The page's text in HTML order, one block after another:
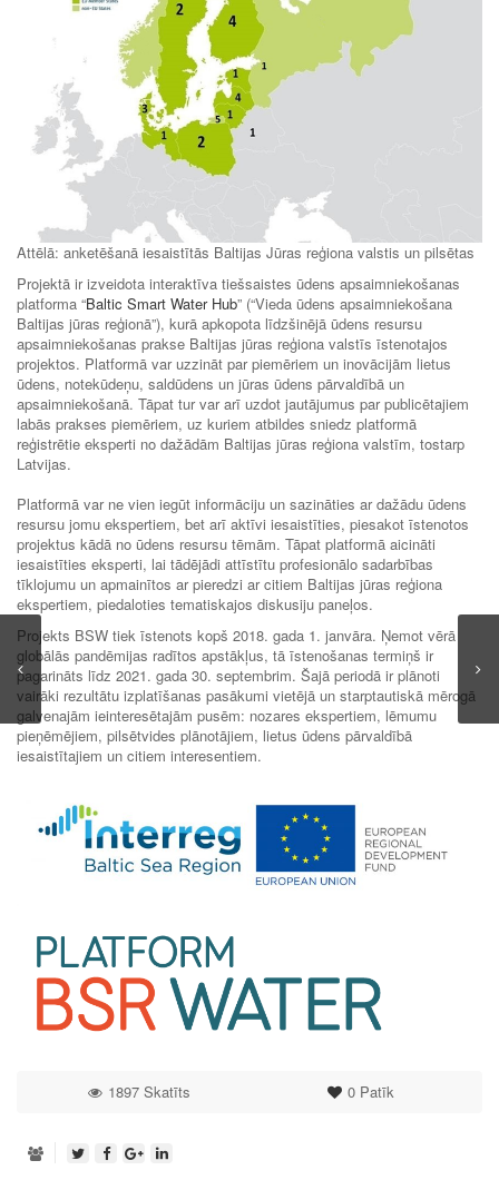
Attēlā: anketēšanā iesaistītās Baltijas Jūras reģiona valstis un pilsētas
Projektā ir izveidota interaktīva tiešsaistes ūdens apsaimniekošanas
platforma “Baltic Smart Water Hub” (“Vieda ūdens apsaimniekošana
Baltijas jūras reģionā”), kurā apkopota līdzšinējā ūdens resursu
apsaimniekošanas prakse Baltijas jūras reģiona valstīs īstenotajos
projektos. Platformā var uzzināt par piemēriem un inovācijām lietus
ūdens, notekūdeņu, saldūdens un jūras ūdens pārvaldībā un
apsaimniekošanā. Tāpat tur var arī uzdot jautājumus par publicētajiem
labās prakses piemēriem, uz kuriem atbildes sniedz platformā
reģistrētie eksperti no dažādām Baltijas jūras reģiona valstīm, tostarp
Latvijas.
Platformā var ne vien iegūt informāciju un sazināties ar dažādu ūdens
resursu jomu ekspertiem, bet arī aktīvi iesaistīties, piesakot īstenotos
projektus kādā no ūdens resursu tēmām. Tāpat platformā aicināti
iesaistīties eksperti, lai tādējādi attīstītu profesionālo sadarbības
tīklojumu un apmainītos ar pieredzi ar citiem Baltijas jūras reģiona
ekspertiem, piedaloties tematiskajos diskusiju paneļos.
Projekts BSW tiek īstenots kopš 2018. gada 1. janvāra. Ņemot vērā
globālās pandēmijas radītos apstākļus, tā īstenošanas termiņš ir
pagarināts līdz 2021. gada 30. septembrim. Šajā periodā ir plānoti
vairāki rezultātu izplatīšanas pasākumi vietējā un starptautiskā mērogā
galvenajām ieinteresētajām pusēm: nozares ekspertiem, lēmumu
pieņēmējiem, pilsētvides plānotājiem, lietus ūdens pārvaldībā
iesaistītajiem un citiem interesentiem.
0Patīk
1897 Skatīts